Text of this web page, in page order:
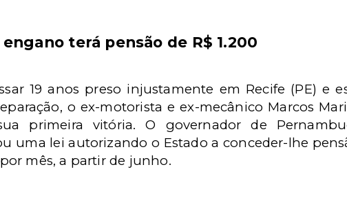
terá pensão de R$ 1.200
19 anos preso injustamente em Recife (PE) e
o ex-motorista e ex-mecânico Marcos
primeira vitória. O governador de
uma lei autorizando o Estado a conceder-lhe
por mês, a partir de junho.